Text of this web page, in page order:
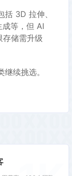
3D 拉伸、
等，但 AI
存储需升级
继续挑选。